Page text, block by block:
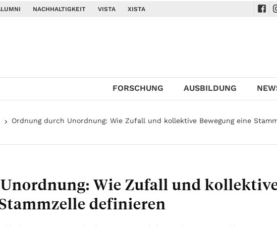
NACHHALTIGKEIT VISTA XISTA
FORSCHUNG AUSBILDUNG
Ordnung durch Unordnung: Wie Zufall und kollektive Bewegung eine
Wie Zufall und
definieren